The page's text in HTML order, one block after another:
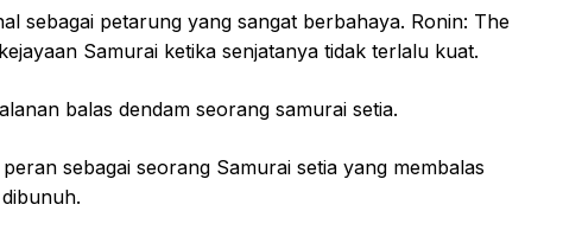
sebagai petarung yang sangat berbahaya. Ronin: The
Samurai ketika senjatanya tidak terlalu kuat.
balas dendam seorang samurai setia.
sebagai seorang Samurai setia yang membalas